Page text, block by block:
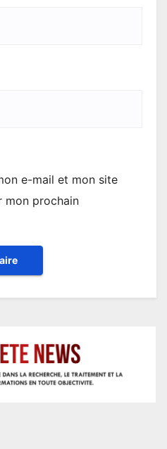
e-mail et mon site
mon prochain